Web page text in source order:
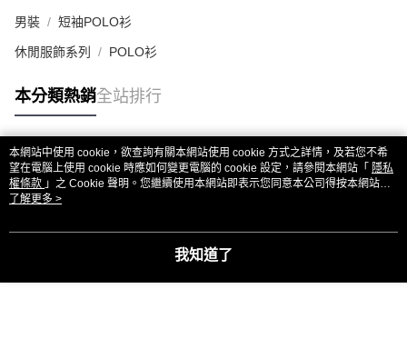
男裝 短袖POLO衫
休閒服飾系列 POLO衫
本分類熱銷全站排行
熱門標籤
本網站中使用 cookie，欲查詢有關本網站使用 cookie 方式之詳情，及若您不希
望在電腦上使用 cookie 時應如何變更電腦的 cookie 設定，請參閱本網站「 隱私
權條款 」之 Cookie 聲明。您繼續使用本網站即表示您同意本公司得按本網站使
用條款之 Cookie 聲明使用 cookie。
了解更多 >
我知道了